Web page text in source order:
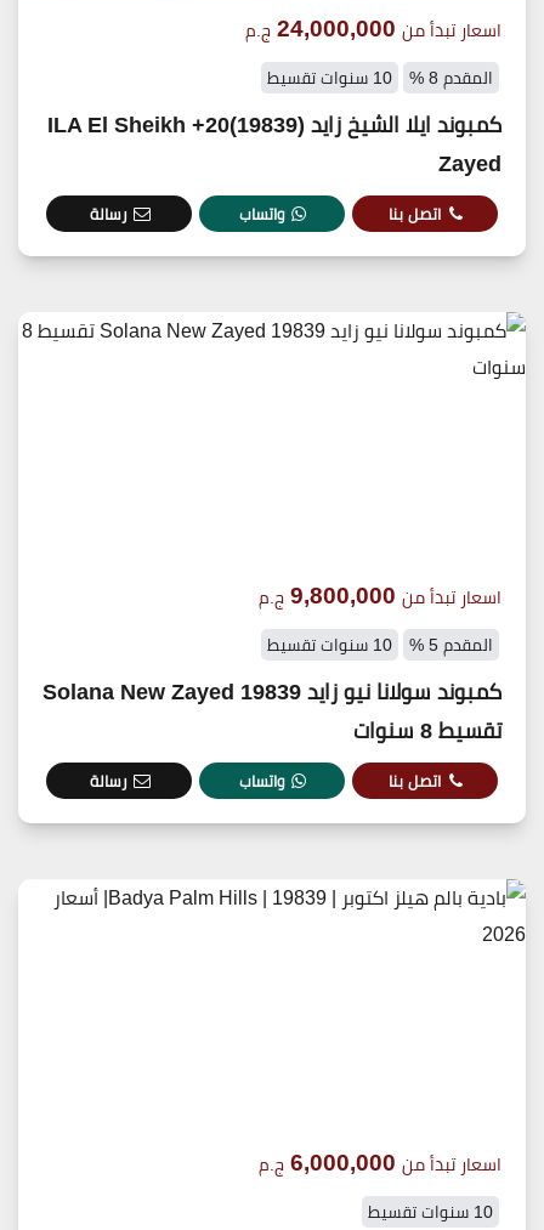
اسعار تبدأ من 24,000,000 ج.م
المقدم 8 % 10 سنوات تقسيط
كمبوند ايلا الشيخ زايد (19839)20+ ILA El Sheikh
Zayed
اتصل بنا واتساب رسالة
اسعار تبدأ من 9,800,000 ج.م
المقدم 5 % 10 سنوات تقسيط
كمبوند سولانا نيو زايد 19839 Solana New Zayed
تقسيط 8 سنوات
اتصل بنا واتساب رسالة
اسعار تبدأ من 6,000,000 ج.م
10 سنوات تقسيط